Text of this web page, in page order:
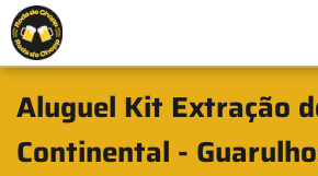
Aluguel Kit Extração
Continental -